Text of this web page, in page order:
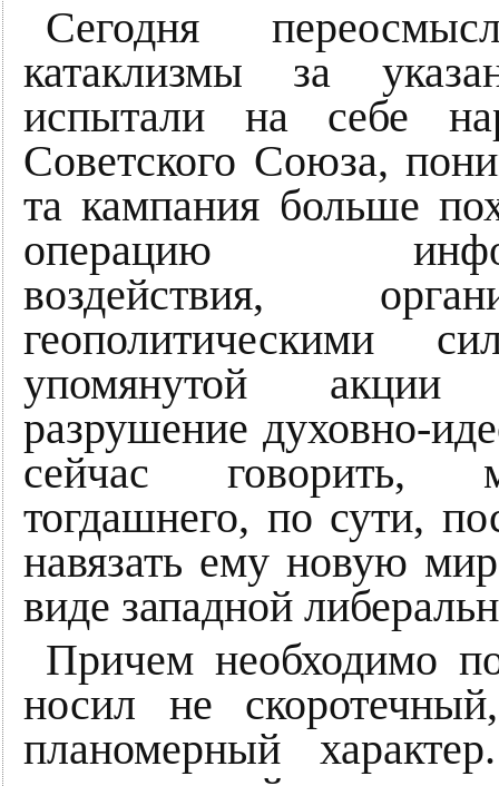
Сегодня
катаклизмы за
испытали на себе
Советского Союза,
та кампания больше
операцию
воздействия,
геополитическими
упомянутой
разрушение духовно-
сейчас говорить,
тогдашнего, по сути,
навязать ему новую
виде западной
Причем необходимо
носил не
планомерный